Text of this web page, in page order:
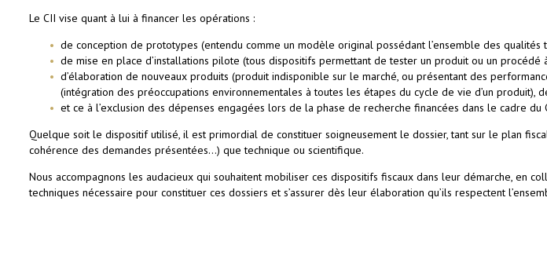
Le CII vise quant à lui à financer les opérations :
de conception de prototypes (entendu comme un modèle original possédant l’ensemble des
de mise en place d’installations pilote (tous dispositifs permettant de tester un produit ou un
d’élaboration de nouveaux produits (produit indisponible sur le marché, ou présentant des
(intégration des préoccupations environnementales à toutes les étapes du cycle de vie d’un produit),
et ce à l’exclusion des dépenses engagées lors de la phase de recherche financées dans le cadre du
Quelque soit le dispositif utilisé, il est primordial de constituer soigneusement le dossier, tant sur le plan
cohérence des demandes présentées…) que technique ou scientifique.
Nous accompagnons les audacieux qui souhaitent mobiliser ces dispositifs fiscaux dans leur démarche, en
techniques nécessaire pour constituer ces dossiers et s’assurer dès leur élaboration qu’ils respectent